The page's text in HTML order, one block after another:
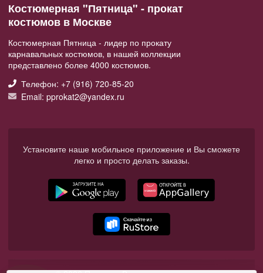
Костюмерная "Пятница" - прокат
костюмов в Москве
Костюмерная Пятница - лидер по прокату
карнавальных костюмов, в нашей коллекции
представлено более 4000 костюмов.
Телефон: +7 (916) 720-85-20
Email: pprokat2@yandex.ru
Установите наше мобильное приложение и Вы сможете
легко и просто делать заказы.